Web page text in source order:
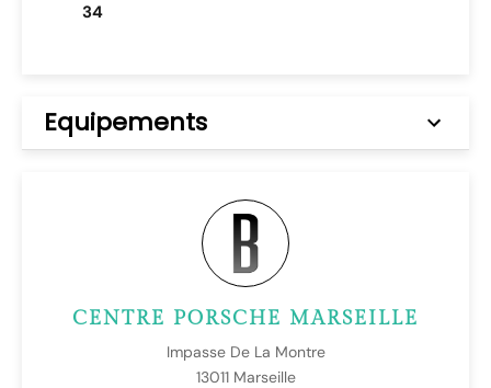
34
Equipements
CENTRE PORSCHE MARSEILLE
Impasse De La Montre
13011 Marseille